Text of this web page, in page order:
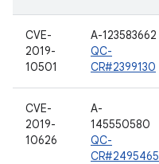
CVE-
2019-
10501
A-123583662
QC-
CR#2399130
CVE-
2019-
10626
A-
145550580
QC-
CR#2495465